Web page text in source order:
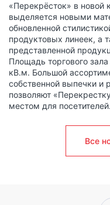
«Перекрёсток» в новой
выделяется новыми
обновленной
продуктовых линеек,
представленной
Площадь торгового
кВ.м. Большой
собственной выпечки и
позволяют
местом для посетителей.
Все